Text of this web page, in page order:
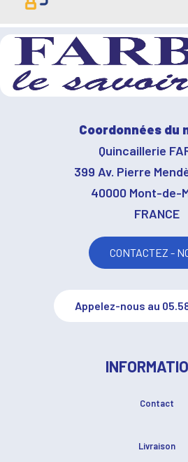
Coordonnées du
Quincaillerie
399 Av. Pierre
40000 Mont-de-
FRANCE
CONTACTEZ -
Appelez-nous au
Contact
Livraison